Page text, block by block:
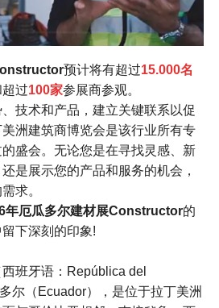
预计将有超过15.000名
过100家参展商参观。
术和产品，建立关键联系以促
洲建筑商博览会是该行业所有专
盛会。无论您是在寻找灵感、新
是展示您的产品和服务的机会，
求。
年厄瓜多尔建材展Constructor的
下深刻的印象!
牙语：República del
尔（Ecuador），是位于拉丁美洲